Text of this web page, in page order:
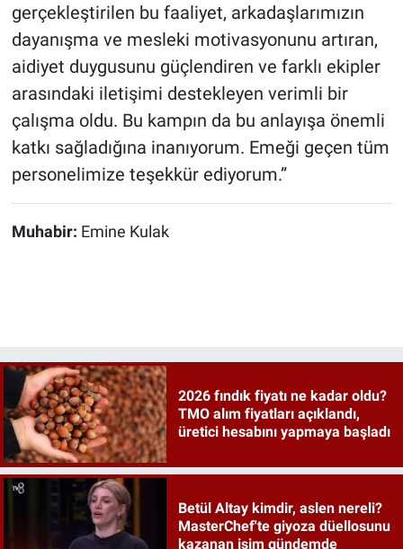
gerçekleştirilen bu faaliyet, arkadaşlarımızın
dayanışma ve mesleki motivasyonunu artıran,
aidiyet duygusunu güçlendiren ve farklı ekipler
arasındaki iletişimi destekleyen verimli bir
çalışma oldu. Bu kampın da bu anlayışa önemli
katkı sağladığına inanıyorum. Emeği geçen tüm
personelimize teşekkür ediyorum.”
Muhabir: Emine Kulak
2026 fındık fiyatı ne kadar oldu?
TMO alım fiyatları açıklandı,
üretici hesabını yapmaya başladı
Betül Altay kimdir, aslen nereli?
MasterChef'te giyoza düellosunu
kazanan isim gündemde